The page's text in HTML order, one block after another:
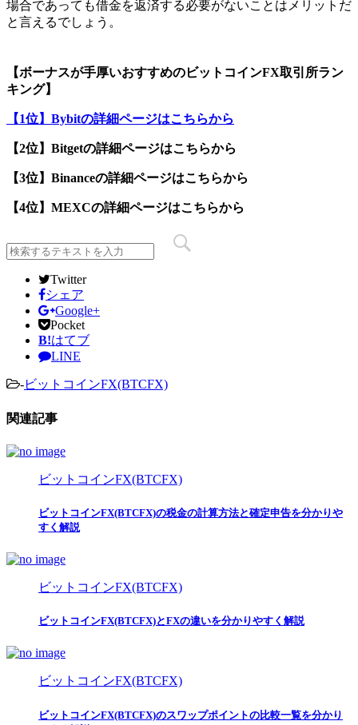
場合であっても借金を返済する必要がないことはメリットだ
と言えるでしょう。
【ボーナスが手厚いおすすめのビットコインFX取引所ラン
キング】
【1位】Bybitの詳細ページはこちらから
【2位】Bitgetの詳細ページはこちらから
【3位】Binanceの詳細ページはこちらから
【4位】MEXCの詳細ページはこちらから
Twitter
シェア
Google+
Pocket
B!はてブ
LINE
-ビットコインFX(BTCFX)
関連記事
ビットコインFX(BTCFX)
ビットコインFX(BTCFX)の税金の計算方法と確定申告を分かりや
すく解説
ビットコインFX(BTCFX)
ビットコインFX(BTCFX)とFXの違いを分かりやすく解説
ビットコインFX(BTCFX)
ビットコインFX(BTCFX)のスワップポイントの比較一覧を分かり